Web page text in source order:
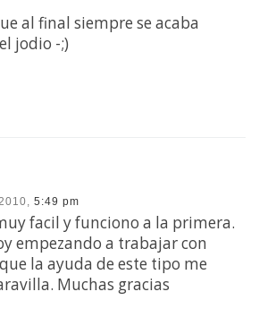
al final siempre se acaba
jodio -;)
5:49 pm
facil y funciono a la primera.
empezando a trabajar con
la ayuda de este tipo me
Muchas gracias